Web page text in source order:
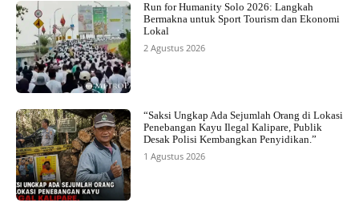
Run for Humanity Solo 2026: Langkah
Bermakna untuk Sport Tourism dan Ekonomi
Lokal
2 Agustus 2026
“Saksi Ungkap Ada Sejumlah Orang di Lokasi
Penebangan Kayu Ilegal Kalipare, Publik
Desak Polisi Kembangkan Penyidikan.”
1 Agustus 2026